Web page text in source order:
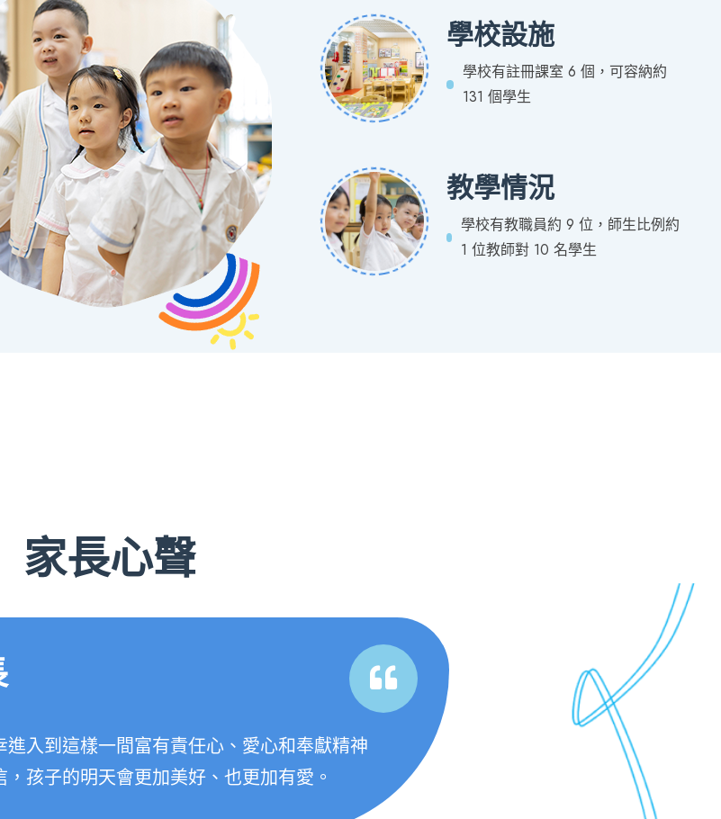
學校設施
學校有註冊課室 6 個，可容納約
131 個學生
教學情況
學校有教職員約 9 位，師生比例約
1 位教師對 10 名學生
家長心聲
進入到這樣一間富有責任心、愛心和奉獻精神
孩子的明天會更加美好、也更加有愛。